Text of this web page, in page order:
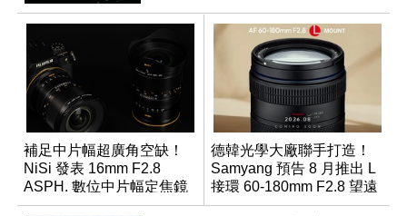
補足中片幅超廣角空缺！
NiSi 發表 16mm F2.8
ASPH. 數位中片幅定焦鏡
德韓光學大廠聯手打造！
Samyang 預告 8 月推出 L
接環 60-180mm F2.8 望遠
變焦鏡